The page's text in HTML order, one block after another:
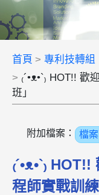
首頁
專利技轉組
₍´•ᴥ•`₎ HOT!!
班」
附加檔案： 檔
₍´•ᴥ•`₎
程師實戰訓練